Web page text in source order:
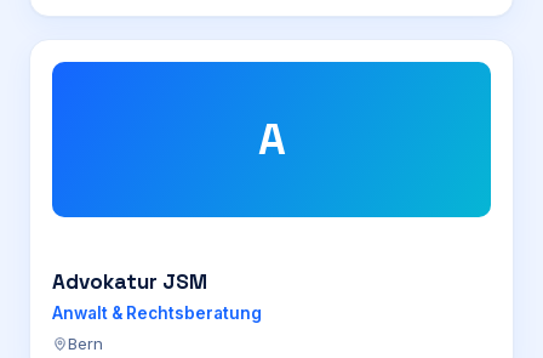
A
Advokatur JSM
Anwalt & Rechtsberatung
Bern